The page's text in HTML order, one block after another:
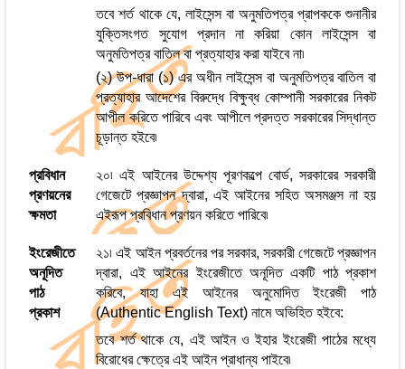
তবে শর্ত থাকে যে, লাইসেন্স বা অনুমতিপত্র প্রাপককে শুনানীর
যুক্তিসংগত সুযোগ প্রদান না করিয়া কোন লাইসেন্স বা
অনুমতিপত্র বাতিল বা প্রত্যাহার করা যাইবে না৷
(২) উপ-ধারা (১) এর অধীন লাইসেন্স বা অনুমতিপত্র বাতিল বা
প্রত্যাহার আদেশের বিরুদ্ধে বিক্ষুব্ধ কোম্পানী সরকারের নিকট
আপীল করিতে পারিবে এবং আপীলে প্রদত্ত সরকারের সিদ্ধান্ত
চূড়ান্ত হইবে৷
প্রবিধান
প্রণয়নের
ক্ষমতা
২০৷ এই আইনের উদ্দেশ্য পূরণকল্পে বোর্ড, সরকারের সরকারী
গেজেটে প্রজ্ঞাপন দ্বারা, এই আইনের সহিত অসমঞ্জস না হয়
এইরূপ প্রবিধান প্রণয়ন করিতে পারিবে৷
ইংরেজীতে
অনূদিত
পাঠ
প্রকাশ
২১৷ এই আইন প্রবর্তনের পর সরকার, সরকারী গেজেটে প্রজ্ঞাপন
দ্বারা, এই আইনের ইংরেজীতে অনূদিত একটি পাঠ প্রকাশ
করিবে, যাহা এই আইনের অনুমোদিত ইংরেজী পাঠ
(Authentic English Text) নামে অভিহিত হইবে:
তবে শর্ত থাকে যে, এই আইন ও ইহার ইংরেজী পাঠের মধ্যে
বিরোধের ক্ষেত্রে এই আইন প্রাধান্য পাইবে৷